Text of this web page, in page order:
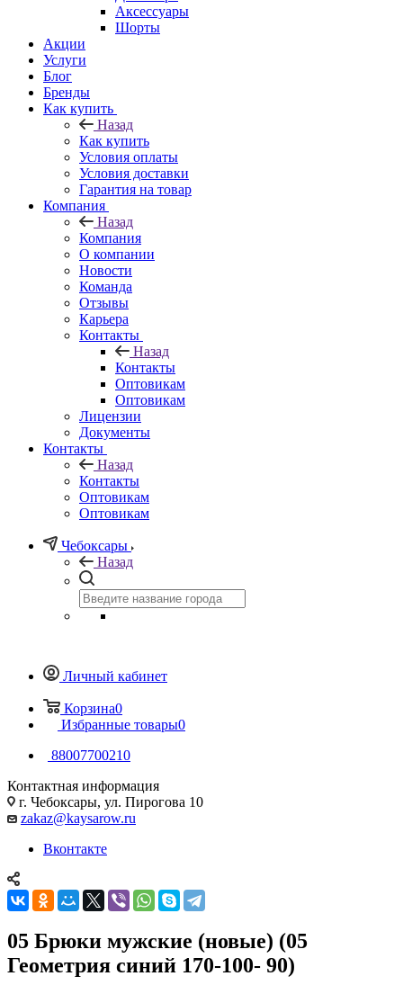
Аксессуары
Шорты
Акции
Услуги
Блог
Бренды
Как купить
Назад
Как купить
Условия оплаты
Условия доставки
Гарантия на товар
Компания
Назад
Компания
О компании
Новости
Команда
Отзывы
Карьера
Контакты
Назад
Контакты
Оптовикам
Оптовикам
Лицензии
Документы
Контакты
Назад
Контакты
Оптовикам
Оптовикам
Чебоксары
Назад
Личный кабинет
Корзина0
Избранные товары0
88007700210
Контактная информация
г. Чебоксары, ул. Пирогова 10
zakaz@kaysarow.ru
Вконтакте
05 Брюки мужские (новые) (05
Геометрия синий 170-100- 90)